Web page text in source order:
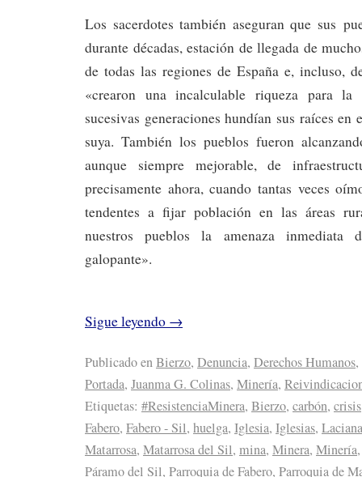
Los sacerdotes también aseguran que sus
durante décadas, estación de llegada de
de todas las regiones de España e, incluso,
«crearon una incalculable riqueza para la
sucesivas generaciones hundían sus raíces en
suya. También los pueblos fueron
aunque siempre mejorable, de
precisamente ahora, cuando tantas veces
tendentes a fijar población en las áreas
nuestros pueblos la amenaza inmediata
galopante».
Sigue leyendo →
Publicado enBierzo, Denuncia, Derechos Humanos,
Portada, Juanma G. Colinas, Minería,
Etiquetas: #ResistenciaMinera, Bierzo, carbón, crisis
Fabero, Fabero - Sil, huelga, Iglesia, Iglesias, Laciana
Matarrosa, Matarrosa del Sil, mina, Minera, Minería
Páramo del Sil, Parroquia de Fabero, Parroquia de